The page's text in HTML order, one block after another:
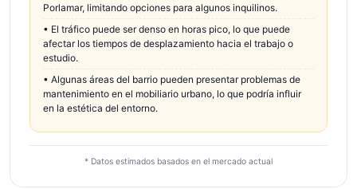
Porlamar, limitando opciones para algunos inquilinos.
• El tráfico puede ser denso en horas pico, lo que puede
afectar los tiempos de desplazamiento hacia el trabajo o
estudio.
• Algunas áreas del barrio pueden presentar problemas de
mantenimiento en el mobiliario urbano, lo que podría influir
en la estética del entorno.
* Datos estimados basados en el mercado actual